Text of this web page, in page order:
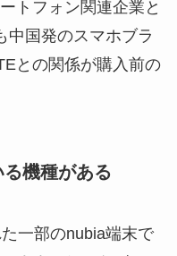
トフォン関連企業と
中国発のスマホブラ
との関係が購入前の
機種がある
一部のnubia端末で